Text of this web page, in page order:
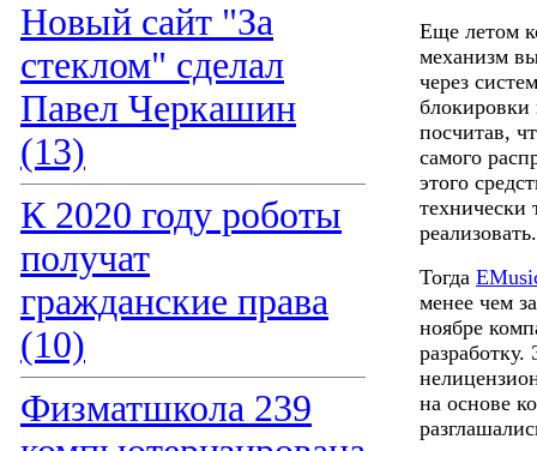
Новый сайт "За
стеклом" сделал
Павел Черкашин
(13)
К 2020 году роботы
получат
гражданские права
(10)
Физматшкола 239
Еще летом
механизм
через
блокировки
посчитав,
самого
этого
технически
реализовать.
Тогда
менее чем
ноябре
на основе